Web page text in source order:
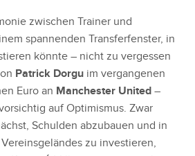
zwischen Trainer und
spannenden Transferfenster, in
könnte – nicht zu vergessen
Patrick Dorgu im vergangenen
Euro an Manchester United –
auf Optimismus. Zwar
Schulden abzubauen und in
zu investieren,